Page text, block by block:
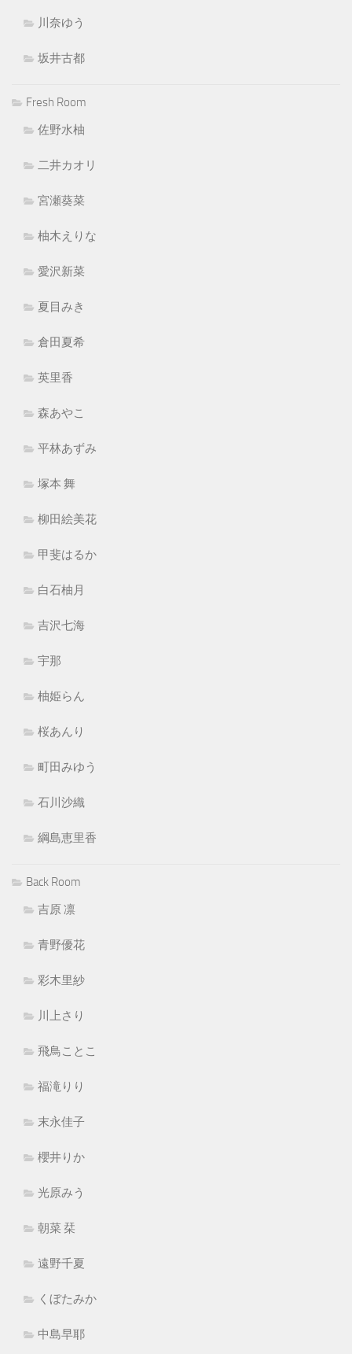
川奈ゆう
坂井古都
Fresh Room
佐野水柚
二井カオリ
宮瀬葵菜
柚木えりな
愛沢新菜
夏目みき
倉田夏希
英里香
森あやこ
平林あずみ
塚本 舞
柳田絵美花
甲斐はるか
白石柚月
吉沢七海
宇那
柚姫らん
桜あんり
町田みゆう
石川沙織
綱島恵里香
Back Room
吉原 凛
青野優花
彩木里紗
川上さり
飛鳥ことこ
福滝りり
末永佳子
櫻井りか
光原みう
朝菜 栞
遠野千夏
くぼたみか
中島早耶